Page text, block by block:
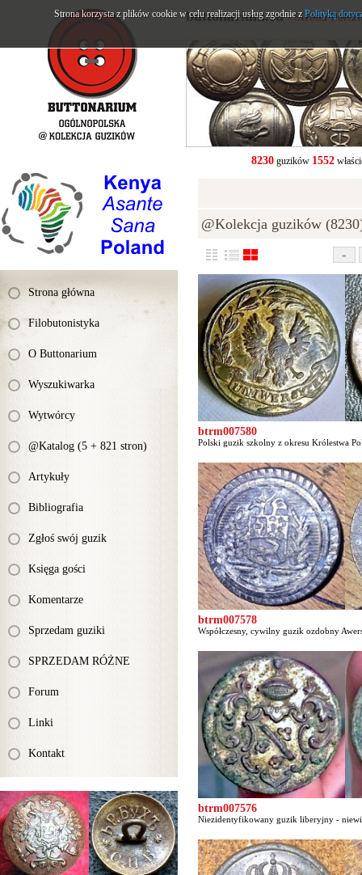
Strona główna
Filobutonistyka
O Buttonarium
Wyszukiwarka
Wytwórcy
@Katalog (5 + 821 stron)
Artykuły
Bibliografia
Zgłoś swój guzik
Księga gości
Komentarze
Sprzedam guziki
SPRZEDAM RÓŻNE
Forum
Linki
Kontakt
buttonarium.eu- Strona
8230guzików 1552
@Kolekcja guzików
«
btrm007580
Polski guzik szkolny z okresu Królestwa
btrm007578
Współczesny, cywilny guzik ozdobny
btrm007576
Niezidentyfikowany guzik liberyjny -
Strona korzysta z plików cookie w celu realizacji usług zgodnie zPolityką